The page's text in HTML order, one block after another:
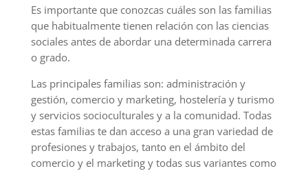
Es importante que conozcas cuáles son las familias
que habitualmente tienen relación con las ciencias
sociales antes de abordar una determinada carrera
o grado.
Las principales familias son: administración y
gestión, comercio y marketing, hostelería y turismo
y servicios socioculturales y a la comunidad. Todas
estas familias te dan acceso a una gran variedad de
profesiones y trabajos, tanto en el ámbito del
comercio y el marketing y todas sus variantes como